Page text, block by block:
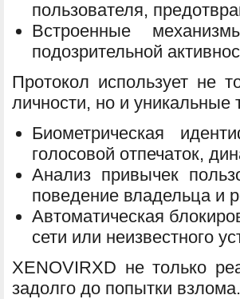
пользователя,
Встроенные
подозрительной
Протокол использует не
личности, но и уникальные
Биометрическая
голосовой отпечаток,
Анализ привычек
поведение владельца и
Автоматическая
сети или неизвестного
XENOVIRXD не только
задолго до попытки взлома.